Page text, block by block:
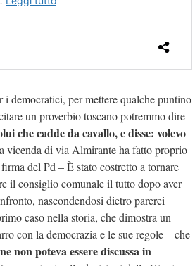
i democratici, per mettere qualche puntino
un proverbio toscano potremmo dire
che cadde da cavallo, edisse: volevo
vicenda di via Almirante ha fatto proprio
del Pd – È stato costretto a tornare
il consiglio comunale il tutto dopo aver
nascondendosi dietro parerei
caso nella storia, che dimostra un
con la democrazia e le sue regole – che
non poteva essere discussa in